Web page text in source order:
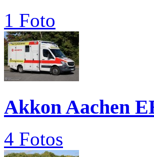
1 Foto
Akkon Aachen
4 Fotos